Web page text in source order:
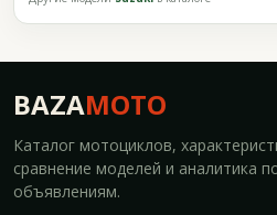
BAZAMOTO
Каталог мотоциклов,
сравнение моделей и аналитика
объявлениям.